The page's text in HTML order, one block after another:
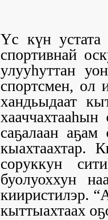
Үс күн устата
спортивнай
улууһуттан
спортсмен, ол
хандьыдаат
саҕалаан аҕам
кыахтаахтар.
соруккун
буолуоххун
кииристилэр.
кыттыахтаах